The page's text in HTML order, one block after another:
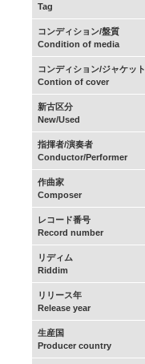
Tag
コンディション/盤質
Condition of media
コンディション/ジャケット
Contion of cover
新古区分
New/Used
指揮者/演奏者
Conductor/Performer
作曲家
Composer
レコード番号
Record number
リディム
Riddim
リリース年
Release year
生産国
Producer country